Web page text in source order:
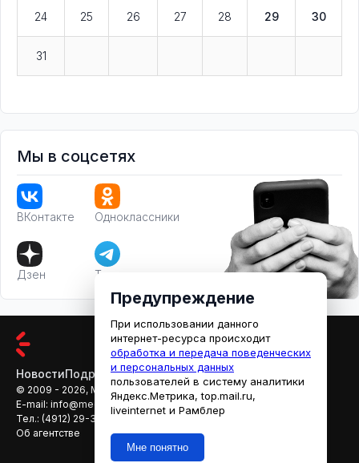
24 25 26 27 28 29 30
31
Мы в соцсетях
ВКонтакте Одноклассники
Дзен Телеграм
НовостиПодробностиАфишаКино
© 2009 - 2026, МЕДИАРЯЗАНЬ
E-mail: info@mediaryazan.ru
reklama@mediaryazan.ru
Тел.: (4912) 29-33-66
Об агентстве
Предупреждение
При использовании данного
интернет-ресурса происходит
обработка и передача поведенческих
и персональных данных
пользователей в систему аналитики
Яндекс.Метрика, top.mail.ru,
liveinternet и Рамблер
Мне понятно